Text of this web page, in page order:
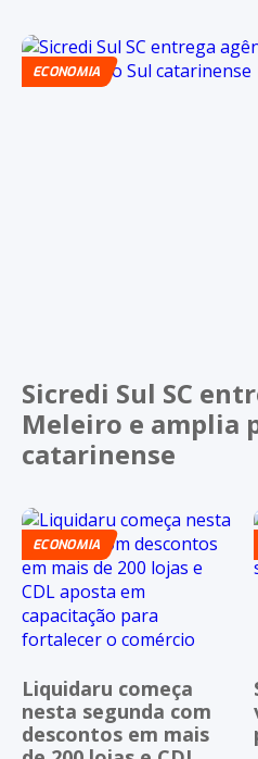
ECONOMIA
Sicredi Sul SC
Meleiro e amplia
catarinense
ECONOMIA
Liquidaru começa
nesta segunda com
descontos em mais